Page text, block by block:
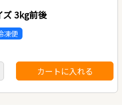
ズ 3kg前後
凍便